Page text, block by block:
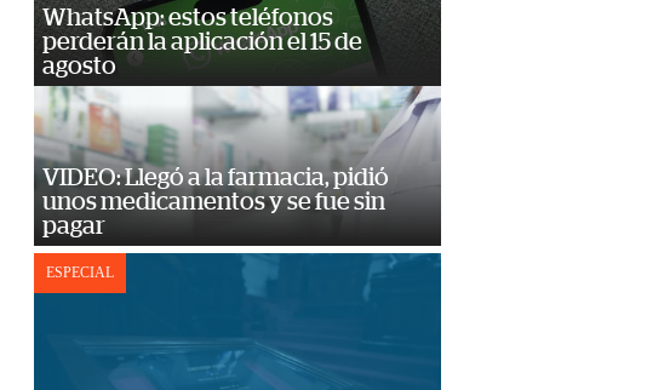
WhatsApp: estos teléfonos
perderán la aplicación el 15 de
agosto
VIDEO: Llegó a la farmacia, pidió
unos medicamentos y se fue sin
pagar
ESPECIAL